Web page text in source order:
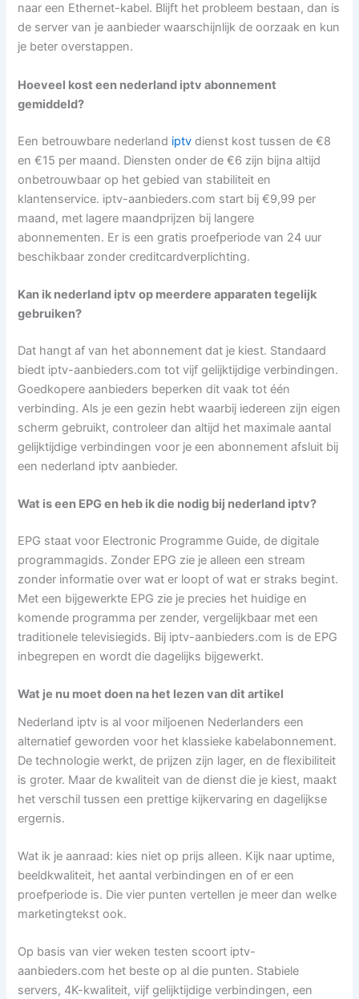
naar een Ethernet-kabel. Blijft het probleem bestaan, dan is
de server van je aanbieder waarschijnlijk de oorzaak en kun
je beter overstappen.
Hoeveel kost een nederland iptv abonnement
gemiddeld?
Een betrouwbare nederland iptv dienst kost tussen de €8
en €15 per maand. Diensten onder de €6 zijn bijna altijd
onbetrouwbaar op het gebied van stabiliteit en
klantenservice. iptv-aanbieders.com start bij €9,99 per
maand, met lagere maandprijzen bij langere
abonnementen. Er is een gratis proefperiode van 24 uur
beschikbaar zonder creditcardverplichting.
Kan ik nederland iptv op meerdere apparaten tegelijk
gebruiken?
Dat hangt af van het abonnement dat je kiest. Standaard
biedt iptv-aanbieders.com tot vijf gelijktijdige verbindingen.
Goedkopere aanbieders beperken dit vaak tot één
verbinding. Als je een gezin hebt waarbij iedereen zijn eigen
scherm gebruikt, controleer dan altijd het maximale aantal
gelijktijdige verbindingen voor je een abonnement afsluit bij
een nederland iptv aanbieder.
Wat is een EPG en heb ik die nodig bij nederland iptv?
EPG staat voor Electronic Programme Guide, de digitale
programmagids. Zonder EPG zie je alleen een stream
zonder informatie over wat er loopt of wat er straks begint.
Met een bijgewerkte EPG zie je precies het huidige en
komende programma per zender, vergelijkbaar met een
traditionele televisiegids. Bij iptv-aanbieders.com is de EPG
inbegrepen en wordt die dagelijks bijgewerkt.
Wat je nu moet doen na het lezen van dit artikel
Nederland iptv is al voor miljoenen Nederlanders een
alternatief geworden voor het klassieke kabelabonnement.
De technologie werkt, de prijzen zijn lager, en de flexibiliteit
is groter. Maar de kwaliteit van de dienst die je kiest, maakt
het verschil tussen een prettige kijkervaring en dagelijkse
ergernis.
Wat ik je aanraad: kies niet op prijs alleen. Kijk naar uptime,
beeldkwaliteit, het aantal verbindingen en of er een
proefperiode is. Die vier punten vertellen je meer dan welke
marketingtekst ook.
Op basis van vier weken testen scoort iptv-
aanbieders.com het beste op al die punten. Stabiele
servers, 4K-kwaliteit, vijf gelijktijdige verbindingen, een